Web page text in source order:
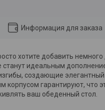
Информация для заказа
хотите добавить
идеальным
создающие элегантный
корпусом гарантируют, что
ваш обеденный стол.